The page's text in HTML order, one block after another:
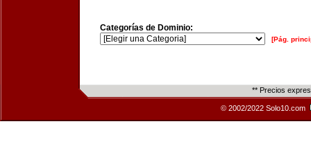
Categorías de Dominio:
[Pág.
** Precios
© 2002/2022 Solo10.com